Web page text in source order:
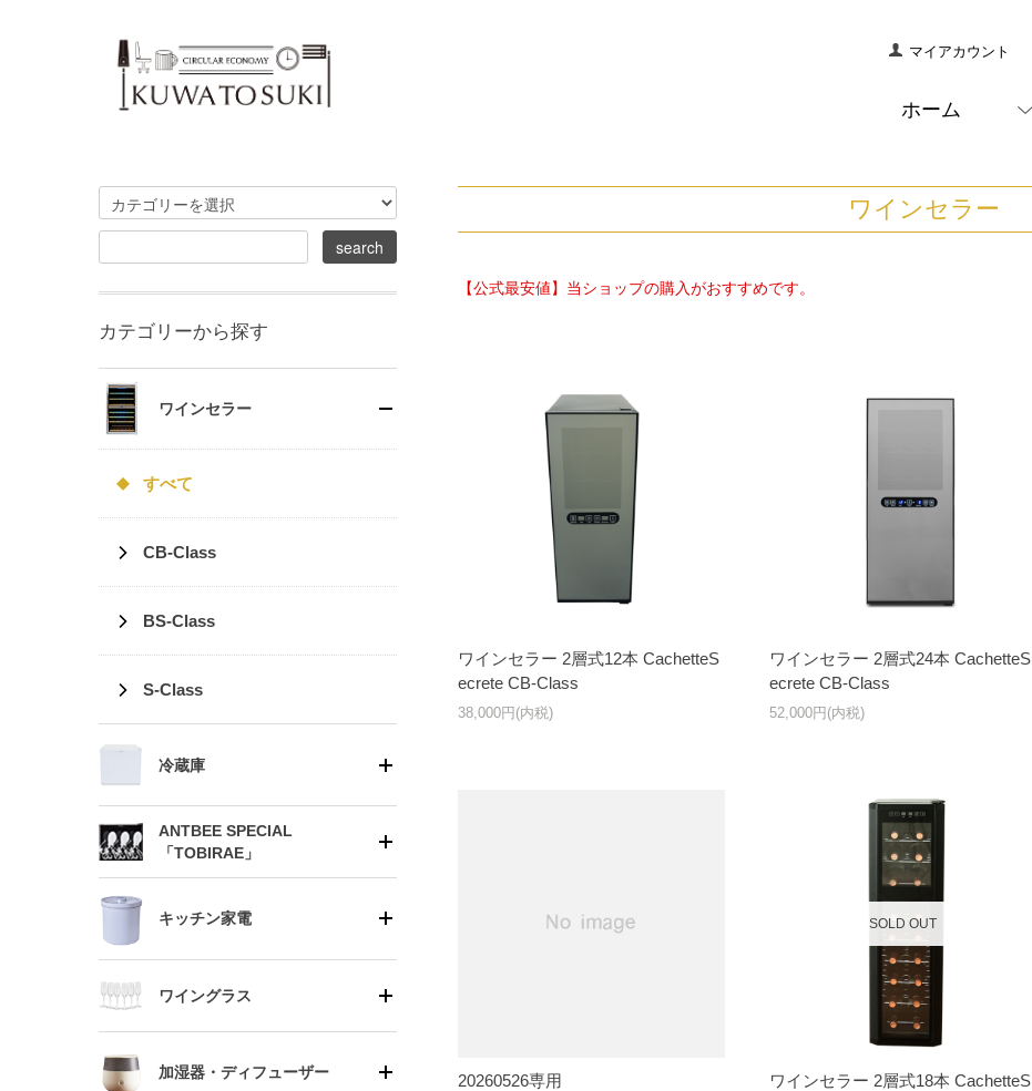
マイアカウント
ホーム
ワインセラー
【公式最安値】当ショップの購入がおすすめです。
ワインセラー 2層式12本 CachetteS
ecrete CB-Class
38,000円(内税)
ワインセラー 2層式24本 CachetteS
ecrete CB-Class
52,000円(内税)
20260526専用
SOLD OUT
ワインセラー 2層式18本 CachetteS
カテゴリーから探す
ワインセラー
すべて
CB-Class
BS-Class
S-Class
冷蔵庫
ANTBEE SPECIAL
「TOBIRAE」
キッチン家電
ワイングラス
加湿器・ディフューザー